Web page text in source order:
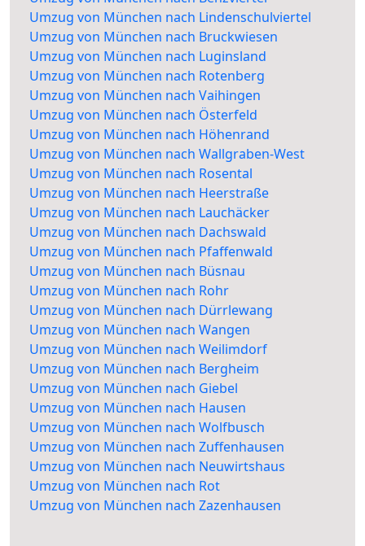
Umzug von München nach Lindenschulviertel
Umzug von München nach Bruckwiesen
Umzug von München nach Luginsland
Umzug von München nach Rotenberg
Umzug von München nach Vaihingen
Umzug von München nach Österfeld
Umzug von München nach Höhenrand
Umzug von München nach Wallgraben-West
Umzug von München nach Rosental
Umzug von München nach Heerstraße
Umzug von München nach Lauchäcker
Umzug von München nach Dachswald
Umzug von München nach Pfaffenwald
Umzug von München nach Büsnau
Umzug von München nach Rohr
Umzug von München nach Dürrlewang
Umzug von München nach Wangen
Umzug von München nach Weilimdorf
Umzug von München nach Bergheim
Umzug von München nach Giebel
Umzug von München nach Hausen
Umzug von München nach Wolfbusch
Umzug von München nach Zuffenhausen
Umzug von München nach Neuwirtshaus
Umzug von München nach Rot
Umzug von München nach Zazenhausen